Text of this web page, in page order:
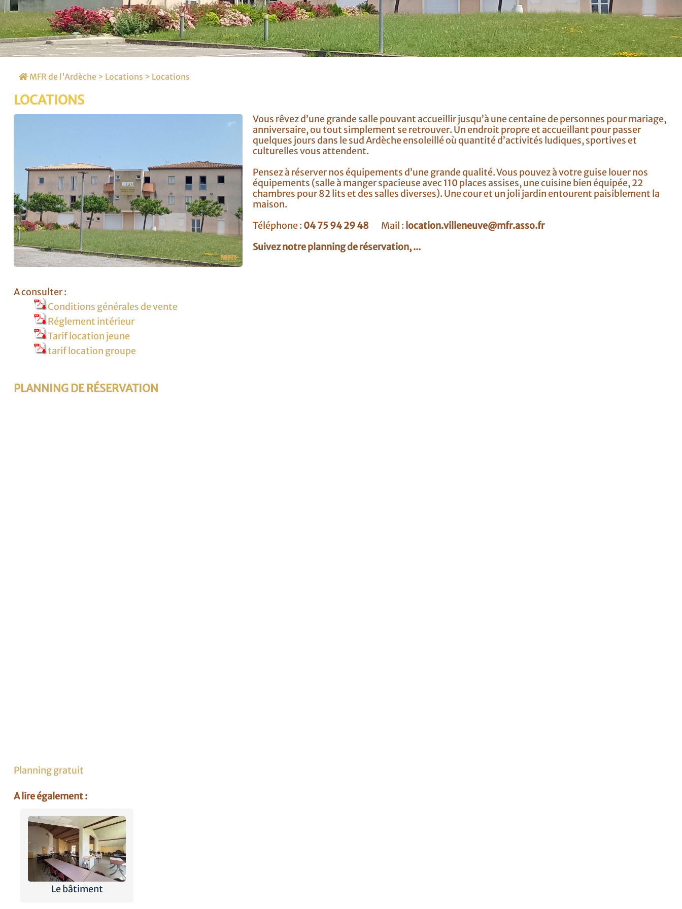
MFR de l'Ardèche > Locations > Locations
LOCATIONS
Vous rêvez d’une grande salle pouvant accueillir jusqu’à une centaine de personnes pour mariage,
anniversaire, ou tout simplement se retrouver. Un endroit propre et accueillant pour passer
quelques jours dans le sud Ardèche ensoleillé où quantité d’activités ludiques, sportives et
culturelles vous attendent.
Pensez à réserver nos équipements d’une grande qualité. Vous pouvez à votre guise louer nos
équipements (salle à manger spacieuse avec 110 places assises, une cuisine bien équipée, 22
chambres pour 82 lits et des salles diverses). Une cour et un joli jardin entourent paisiblement la
maison.
Téléphone : 04 75 94 29 48 Mail : location.villeneuve@mfr.asso.fr
Suivez notre planning de réservation, ...
A consulter :
Conditions générales de vente
Réglement intérieur
Tarif location jeune
tarif location groupe
PLANNING DE RÉSERVATION
Planning gratuit
A lire également :
Le bâtiment